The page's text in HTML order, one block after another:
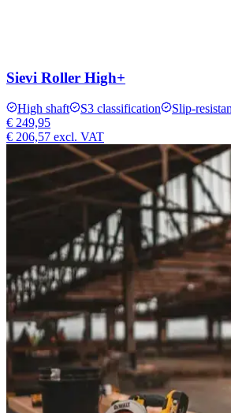
Sievi Roller High+
High shaft S3 classification
Slip-
€ 249,95
€ 206,57 excl. VAT